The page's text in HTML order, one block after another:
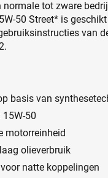
normale tot zware
50 Street* is
van
basis van
50
motorreinheid
olieverbruik
natte koppelingen